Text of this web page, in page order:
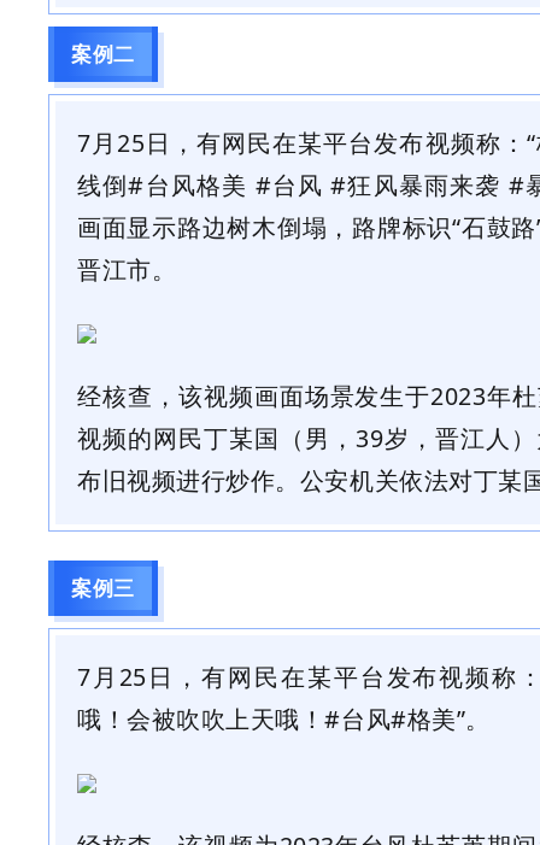
案例二
7月25日，有网民在某平台发布视频称：
线倒#台风格美 #台风 #狂风暴雨来袭 #
画面显示路边树木倒塌，路牌标识“石鼓路
晋江市。
经核查，该视频画面场景发生于2023年
视频的网民丁某国（男，39岁，晋江人
布旧视频进行炒作。 公安机关依法对丁某
案例三
7月25日，有网民在某平台发布视频称
哦！会被吹吹上天哦！#台风#格美”。